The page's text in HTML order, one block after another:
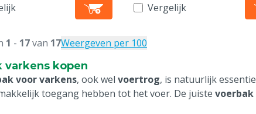
Vergelijk
1 - 17van 17Weergeven per 100
varkens kopen
voor varkens, ook wel voertrog, is natuurlijk
toegang hebben tot het voer. De juiste voerbak